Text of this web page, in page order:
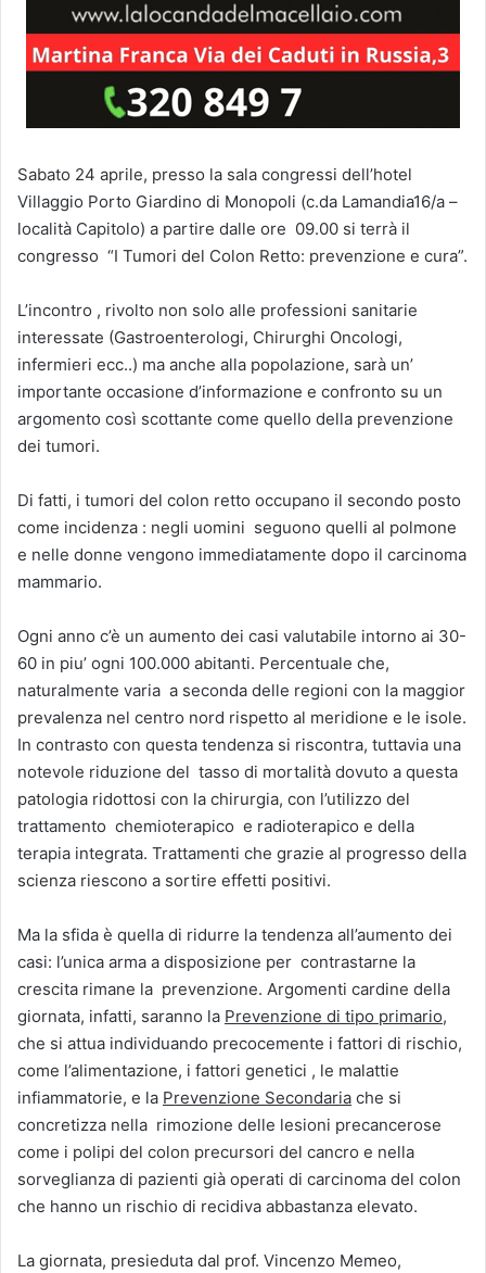
Sabato 24 aprile, presso la sala congressi dell’hotel
Villaggio Porto Giardino di Monopoli (c.da Lamandia16/a –
località Capitolo) a partire dalle ore 09.00 si terrà il
congresso “I Tumori del Colon Retto: prevenzione e cura”.
L’incontro , rivolto non solo alle professioni sanitarie
interessate (Gastroenterologi, Chirurghi Oncologi,
infermieri ecc..) ma anche alla popolazione, sarà un’
importante occasione d’informazione e confronto su un
argomento così scottante come quello della prevenzione
dei tumori.
Di fatti, i tumori del colon retto occupano il secondo posto
come incidenza : negli uomini seguono quelli al polmone
e nelle donne vengono immediatamente dopo il carcinoma
mammario.
Ogni anno c’è un aumento dei casi valutabile intorno ai 30-
60 in piu’ ogni 100.000 abitanti. Percentuale che,
naturalmente varia a seconda delle regioni con la maggior
prevalenza nel centro nord rispetto al meridione e le isole.
In contrasto con questa tendenza si riscontra, tuttavia una
notevole riduzione del tasso di mortalità dovuto a questa
patologia ridottosi con la chirurgia, con l’utilizzo del
trattamento chemioterapico e radioterapico e della
terapia integrata. Trattamenti che grazie al progresso della
scienza riescono a sortire effetti positivi.
Ma la sfida è quella di ridurre la tendenza all’aumento dei
casi: l’unica arma a disposizione per contrastarne la
crescita rimane la prevenzione. Argomenti cardine della
giornata, infatti, saranno la Prevenzione di tipo primario,
che si attua individuando precocemente i fattori di rischio,
come l’alimentazione, i fattori genetici , le malattie
infiammatorie, e la Prevenzione Secondaria che si
concretizza nella rimozione delle lesioni precancerose
come i polipi del colon precursori del cancro e nella
sorveglianza di pazienti già operati di carcinoma del colon
che hanno un rischio di recidiva abbastanza elevato.
La giornata, presieduta dal prof. Vincenzo Memeo,